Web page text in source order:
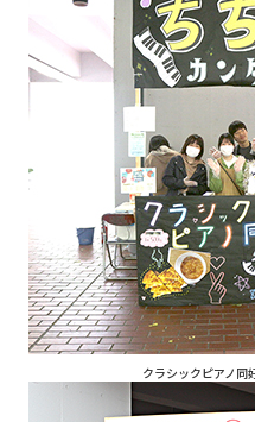
クラシックピアノ同